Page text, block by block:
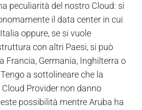
peculiarità del nostro Cloud: si
il data center in cui
oppure, se si vuole
con altri Paesi, si può
Francia, Germania, Inghilterra o
a sottolineare che la
Provider non danno
possibilità mentre Aruba ha